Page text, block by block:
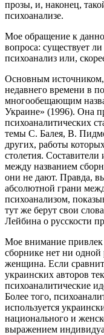
прозы, и, наконец,
психоанализе.
Мое обращение к
вопроса: существует
психоанализ или,
Основным
недавнего времени в
многообещающим
Украине» (1996). Она
психоаналитических
темы С. Балея, В.
других, работы
столетия. Составители
между названием
они не дают. Правда,
абсолютной грани
психоанализом,
тут же берут свои
Лейбина о русскости
Мое внимание
сборнике нет ни
женщина. Если
украинских авторов
психоаналитические
Более того,
используется
национального и
выражением